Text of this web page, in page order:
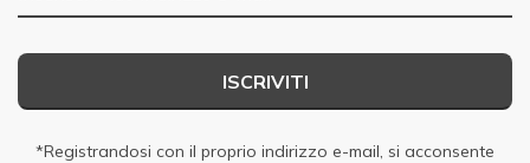
ISCRIVITI
*Registrandosi con il proprio indirizzo e-mail, si acconsente